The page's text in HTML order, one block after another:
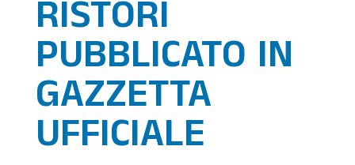
RISTORI
PUBBLICATO IN
GAZZETTA
UFFICIALE